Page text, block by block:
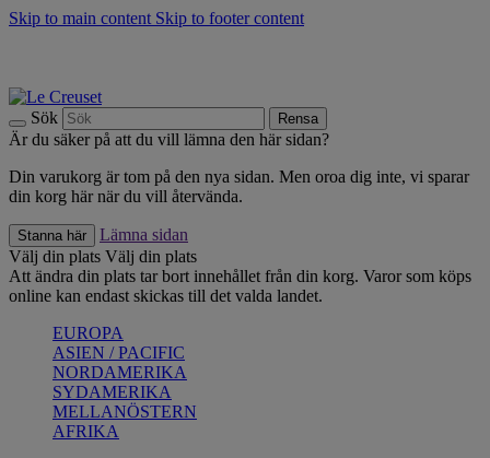
Skip to main content Skip to footer content
Sök Rensa
Är du säker på att du vill lämna den här sidan?
Din varukorg är tom på den nya sidan. Men oroa dig inte, vi sparar
din korg här när du vill återvända.
Stanna här
Lämna sidan
Välj din plats Välj din plats
Att ändra din plats tar bort innehållet från din korg. Varor som köps
online kan endast skickas till det valda landet.
EUROPA
ASIEN / PACIFIC
NORDAMERIKA
SYDAMERIKA
MELLANÖSTERN
AFRIKA